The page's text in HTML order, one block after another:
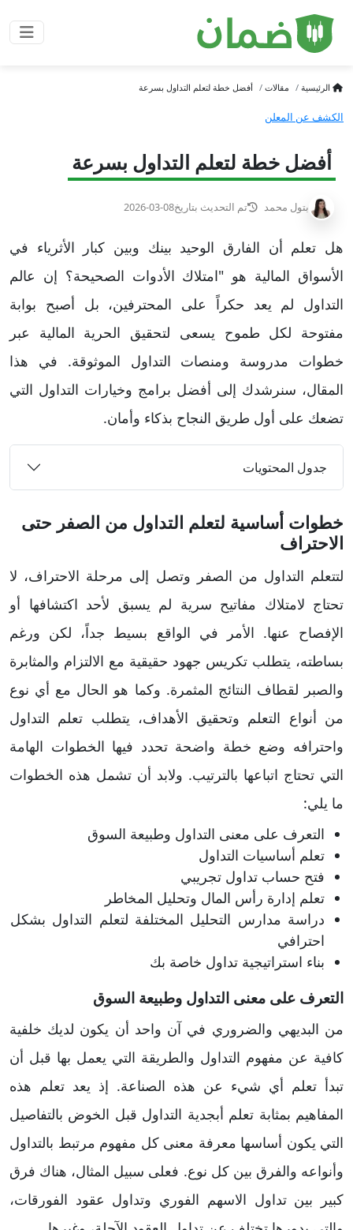
الرئيسية مقالات أفضل خطة لتعلم التداول بسرعة
الكشف عن المعلن
أفضل خطة لتعلم التداول بسرعة
بتول محمد تم التحديث بتاريخ2026-03-08
هل تعلم أن الفارق الوحيد بينك وبين كبار الأثرياء في
الأسواق المالية هو "امتلاك الأدوات الصحيحة؟ إن عالم
التداول لم يعد حكراً على المحترفين، بل أصبح بوابة
مفتوحة لكل طموح يسعى لتحقيق الحرية المالية عبر
خطوات مدروسة ومنصات التداول الموثوقة. في هذا
المقال، سنرشدك إلى أفضل برامج وخيارات التداول التي
تضعك على أول طريق النجاح بذكاء وأمان.
جدول المحتويات
خطوات أساسية لتعلم التداول من الصفر حتى
الاحتراف
لتتعلم التداول من الصفر وتصل إلى مرحلة الاحتراف، لا
تحتاج لامتلاك مفاتيح سرية لم يسبق لأحد اكتشافها أو
الإفصاح عنها. الأمر في الواقع بسيط جداً، لكن ورغم
بساطته، يتطلب تكريس جهود حقيقية مع الالتزام والمثابرة
والصبر لقطاف النتائج المثمرة. وكما هو الحال مع أي نوع
من أنواع التعلم وتحقيق الأهداف، يتطلب تعلم التداول
واحترافه وضع خطة واضحة تحدد فيها الخطوات الهامة
التي تحتاج اتباعها بالترتيب. ولابد أن تشمل هذه الخطوات
ما يلي:
التعرف على معنى التداول وطبيعة السوق
تعلم أساسيات التداول
فتح حساب تداول تجريبي
تعلم إدارة رأس المال وتحليل المخاطر
دراسة مدارس التحليل المختلفة لتعلم التداول بشكل
احترافي
بناء استراتيجية تداول خاصة بك
التعرف على معنى التداول وطبيعة السوق
من البديهي والضروري في آن واحد أن يكون لديك خلفية
كافية عن مفهوم التداول والطريقة التي يعمل بها قبل أن
تبدأ تعلم أي شيء عن هذه الصناعة. إذ يعد تعلم هذه
المفاهيم بمثابة تعلم أبجدية التداول قبل الخوض بالتفاصيل
التي يكون أساسها معرفة معنى كل مفهوم مرتبط بالتداول
وأنواعه والفرق بين كل نوع. فعلى سبيل المثال، هناك فرق
كبير بين تداول الاسهم الفوري وتداول عقود الفورقات،